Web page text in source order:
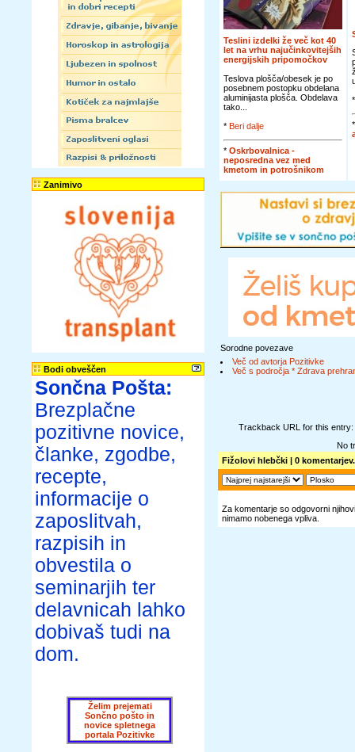
Zanimivo
Bodi obveščen
Sončna Pošta:
Brezplačne
pozitivne novice,
članke, zgodbe,
recepte,
informacije o
zaposlitvah,
razpisih in
obvestila o
seminarjih ter
delavnicah lahko
dobivaš tudi na
dom.
Želim prejemati
Sončno pošto in
novice spletnega
portala Pozitivke
Teslini izdelki že več kot 40
let na vrhu najučinkovitejših
energijskih pripomočkov
Teslova plošča/obesek je po
posebnem postopku obdelana
aluminijasta plošča. Obdelava
tako...
* Beri dalje
* Oskrbovalnica -
neposredna vez med
kmetom in potrošnikom
Sorodne povezave
Več od avtorja Pozitivke
Več s področja * Zdrava
Trackback URL for this
No
Fižolovi hlebčki | 0
Za komentarje so odgovorni
nimamo nobenega vpliva.